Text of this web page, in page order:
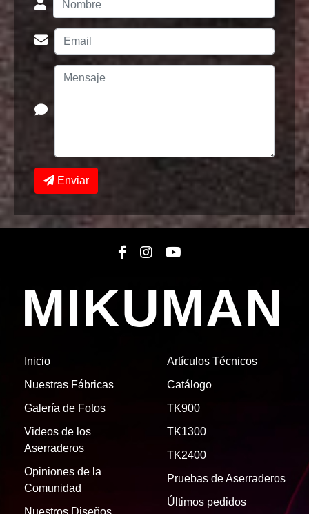
Enviar
MIKUMAN
Inicio
Nuestras Fábricas
Galería de Fotos
Videos de los
Aserraderos
Opiniones de la
Comunidad
Artículos Técnicos
Catálogo
TK900
TK1300
TK2400
Pruebas de Aserraderos
Últimos pedidos